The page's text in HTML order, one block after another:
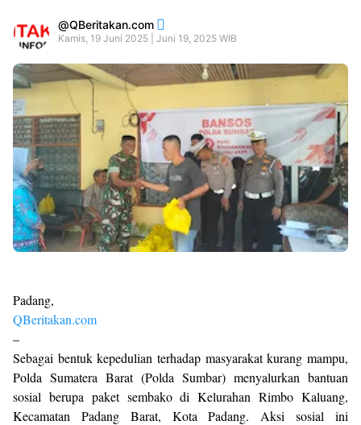
QBeritakan.com
Kamis, 19 Juni 2025 | Juni 19, 2025 WIB
Padang,
QBeritakan.com
–
Sebagai bentuk kepedulian terhadap masyarakat kurang mampu,
Polda Sumatera Barat (Polda Sumbar) menyalurkan bantuan
sosial berupa paket sembako di Kelurahan Rimbo Kaluang,
Kecamatan Padang Barat, Kota Padang. Aksi sosial ini